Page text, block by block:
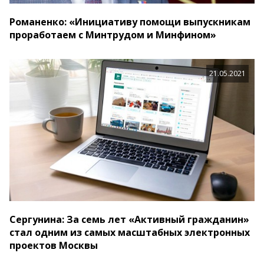
Романенко: «Инициативу помощи выпускникам
проработаем с Минтрудом и Минфином»
21.05.2021
Сергунина: За семь лет «Активный гражданин»
стал одним из самых масштабных электронных
проектов Москвы